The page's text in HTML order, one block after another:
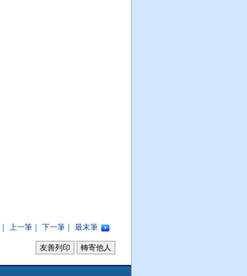
｜ 上一筆 ｜ 下一筆 ｜ 最末筆
友善列印 轉寄他人